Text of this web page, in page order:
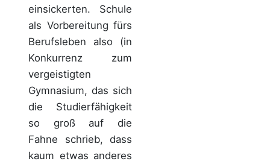
einsickerten. Schule
als Vorbereitung fürs
Berufsleben also (in
Konkurrenz zum
vergeistigten
Gymnasium, das sich
die Studierfähigkeit
so groß auf die
Fahne schrieb, dass
kaum etwas anderes